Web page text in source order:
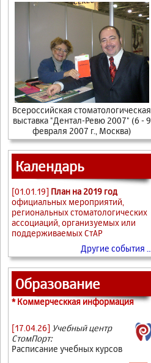
Всероссийская стоматологическая
выставка "Дентал-Ревю 2007" (6 - 9
февраля 2007 г., Москва)
Календарь
[01.01.19] План на 2019 год
официальных мероприятий,
региональных стоматологических
ассоциаций, организуемых или
поддерживаемых СтАР
Другие события ...
Образование
* Коммерческкая информация
[17.04.26] Учебный центр
СтомПорт:
Расписание учебных курсов